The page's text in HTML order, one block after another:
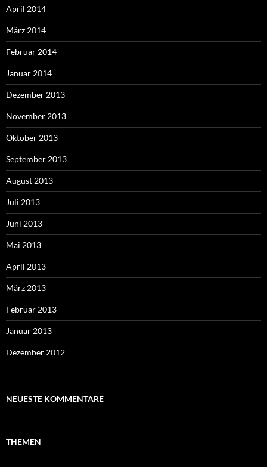
April 2014
März 2014
Februar 2014
Januar 2014
Dezember 2013
November 2013
Oktober 2013
September 2013
August 2013
Juli 2013
Juni 2013
Mai 2013
April 2013
März 2013
Februar 2013
Januar 2013
Dezember 2012
NEUESTE KOMMENTARE
THEMEN